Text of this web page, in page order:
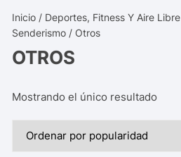
Inicio / Deportes, Fitness Y Aire Libre
Senderismo / Otros
OTROS
Mostrando el único resultado